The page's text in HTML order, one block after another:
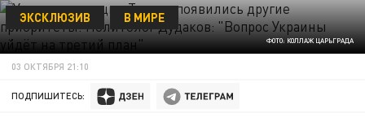
ФОТО: КОЛЛАЖ ЦАРЬГРАДА
ЭКСКЛЮЗИВ В МИРЕ
03 ОКТЯБРЯ 21:10
ПОДПИШИТЕСЬ: